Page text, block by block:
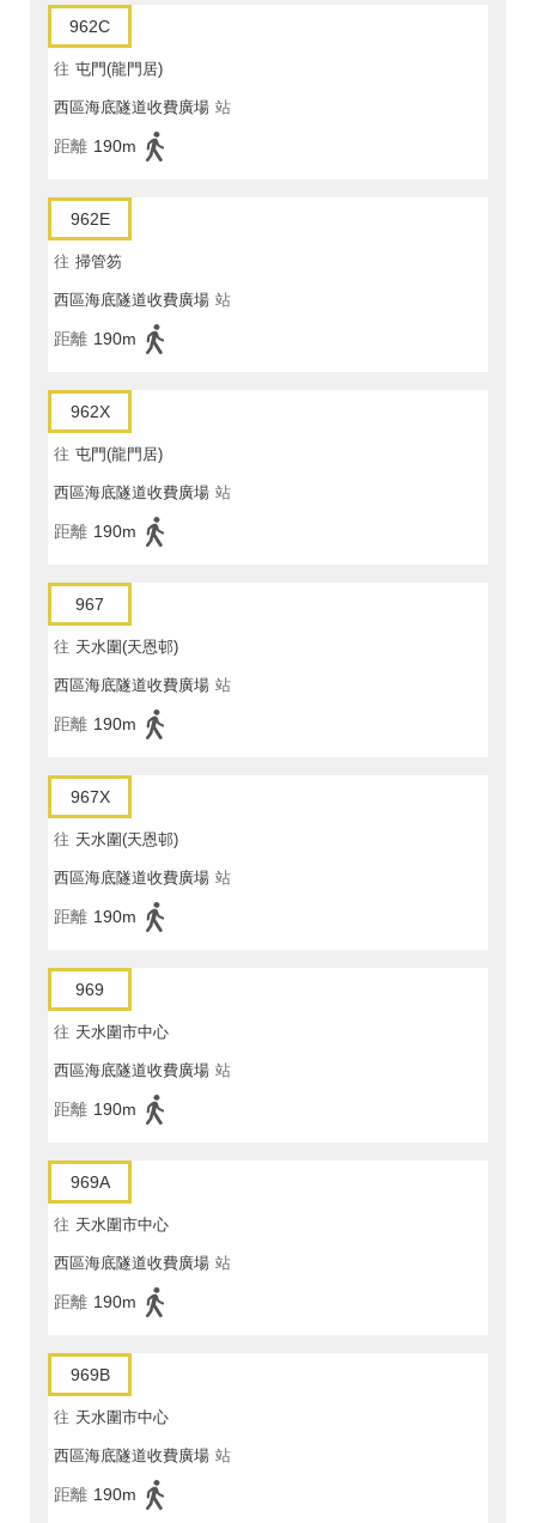
962C
往 屯門(龍門居)
西區海底隧道收費廣場 站
距離 190m
962E
往 掃管笏
西區海底隧道收費廣場 站
距離 190m
962X
往 屯門(龍門居)
西區海底隧道收費廣場 站
距離 190m
967
往 天水圍(天恩邨)
西區海底隧道收費廣場 站
距離 190m
967X
往 天水圍(天恩邨)
西區海底隧道收費廣場 站
距離 190m
969
往 天水圍市中心
西區海底隧道收費廣場 站
距離 190m
969A
往 天水圍市中心
西區海底隧道收費廣場 站
距離 190m
969B
往 天水圍市中心
西區海底隧道收費廣場 站
距離 190m